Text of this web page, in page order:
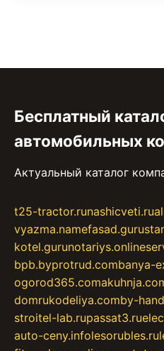
Бесплатный
автомобильных
Актуальный каталог
t25-tractor.runashicveti.ru
vyazma.namefasad.guru
kotel.gurunotariys.online
bpb.byprotrud.combanya-
ogorod365.com
domrukodeliya.comby-
stroitel-lab.rupassat3.ru
auto-ceny.infolesorubles.ru